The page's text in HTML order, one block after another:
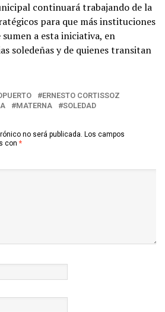
continuará trabajando de la
para que más instituciones
a esta iniciativa, en
soledeñas y de quienes transitan
ERNESTO CORTISSOZ
MATERNA SOLEDAD
no será publicada. Los campos
con *